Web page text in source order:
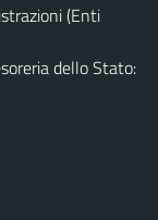
(Enti
dello Stato: